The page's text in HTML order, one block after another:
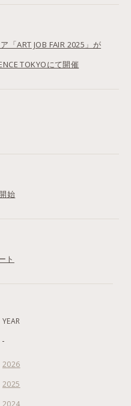
「ART JOB FAIR 2025」が
TOKYOにて開催
始
ト
YEAR
2026
2025